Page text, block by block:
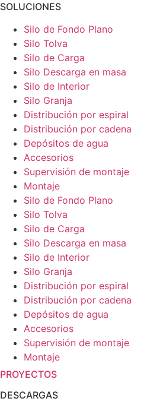
SOLUCIONES
Silo de Fondo Plano
Silo Tolva
Silo de Carga
Silo Descarga en masa
Silo de Interior
Silo Granja
Distribución por espiral
Distribución por cadena
Depósitos de agua
Accesorios
Supervisión de montaje
Montaje
Silo de Fondo Plano
Silo Tolva
Silo de Carga
Silo Descarga en masa
Silo de Interior
Silo Granja
Distribución por espiral
Distribución por cadena
Depósitos de agua
Accesorios
Supervisión de montaje
Montaje
PROYECTOS
DESCARGAS